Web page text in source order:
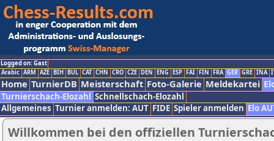
Logged on: Gast
Arabic ARM AZE BIH BUL CAT CHN CRO CZE DEN ENG ESP FAI FIN FRA GER GRE INA
Home TurnierDB Meisterschaft Foto-Galerie Meldekartei
Turnierschach-Elozahl Schnellschach-Elozahl
Allgemeines Turnier anmelden: AUT FIDE Spieler anmelden Elo
Willkommen bei den offiziellen